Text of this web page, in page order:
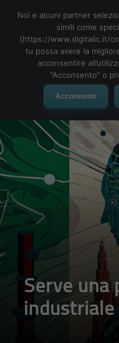
Serve una
industriale
Noi e alcuni partner
simili come
(https://www.digitalic.it/
tu possa avere la
acconsentire
"Acconsento" o
Acconsento